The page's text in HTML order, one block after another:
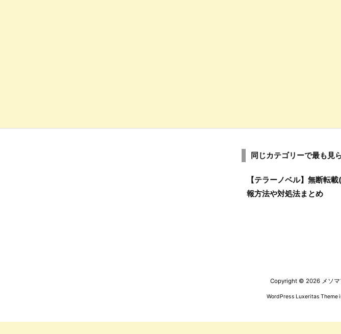
同じカテゴリーで最も見
【テラーノベル】無断転
報方法や対処法まとめ
Copyright © 2026 メソ
WordPress Luxeritas Theme